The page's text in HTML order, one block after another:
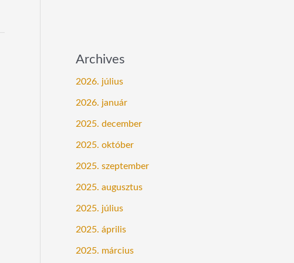
Archives
2026. július
2026. január
2025. december
2025. október
2025. szeptember
2025. augusztus
2025. július
2025. április
2025. március